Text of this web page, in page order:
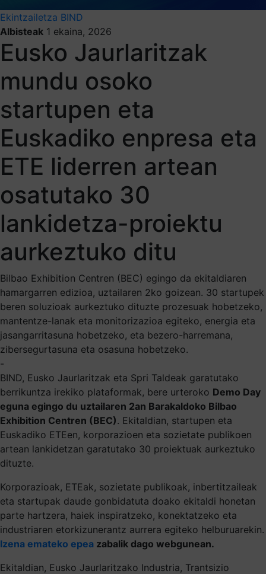
Ekintzailetza BIND
Albisteak 1 ekaina, 2026
Eusko Jaurlaritzak
mundu osoko
startupen eta
Euskadiko enpresa eta
ETE liderren artean
osatutako 30
lankidetza-proiektu
aurkeztuko ditu
Bilbao Exhibition Centren (BEC) egingo da ekitaldiaren
hamargarren edizioa, uztailaren 2ko goizean. 30 startupek
beren soluzioak aurkeztuko dituzte prozesuak hobetzeko,
mantentze-lanak eta monitorizazioa egiteko, energia eta
jasangarritasuna hobetzeko, eta bezero-harremana,
zibersegurtasuna eta osasuna hobetzeko.
-
BIND, Eusko Jaurlaritzak eta Spri Taldeak garatutako
berrikuntza irekiko plataformak, bere urteroko Demo Day
eguna egingo du uztailaren 2an Barakaldoko Bilbao
Exhibition Centren (BEC). Ekitaldian, startupen eta
Euskadiko ETEen, korporazioen eta sozietate publikoen
artean lankidetzan garatutako 30 proiektuak aurkeztuko
dituzte.
Korporazioak, ETEak, sozietate publikoak, inbertitzaileak
eta startupak daude gonbidatuta doako ekitaldi honetan
parte hartzera, haiek inspiratzeko, konektatzeko eta
industriaren etorkizunerantz aurrera egiteko helburuarekin.
Izena emateko epea zabalik dago webgunean.
Ekitaldian, Eusko Jaurlaritzako Industria, Trantsizio